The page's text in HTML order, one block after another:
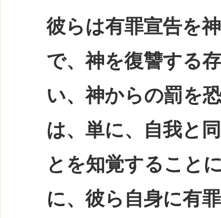
彼らは有罪宣告を
で、神を復讐する
い、神からの罰を
は、単に、自我と
とを知覚すること
に、彼ら自身に有